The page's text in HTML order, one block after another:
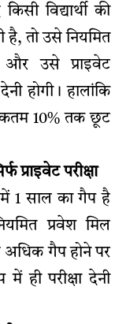
विद्यार्थी की
है, तो उसे नियमित
और उसे प्राइवेट
होगी। हालांकि
10% तक छूट
प्राइवेट परीक्षा
में 1 साल का गैप है
प्रवेश मिल
गैप होने पर
ही परीक्षा देनी